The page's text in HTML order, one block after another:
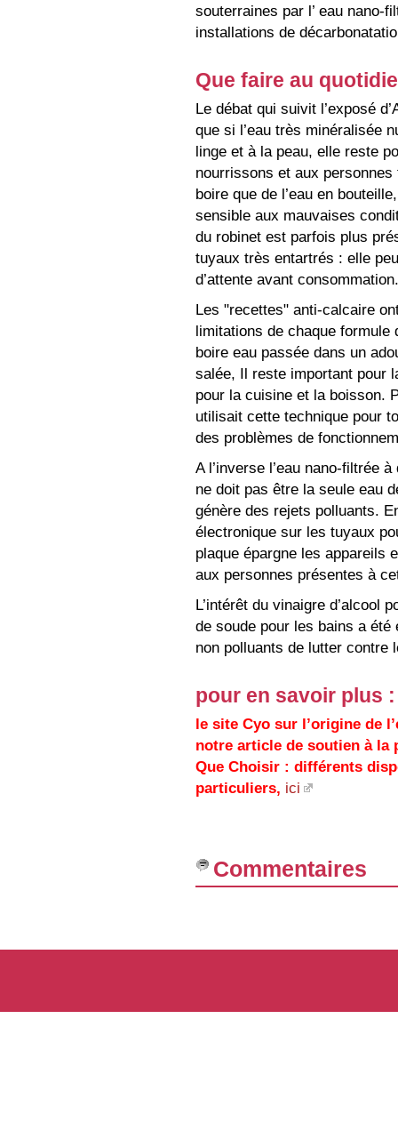
souterraines par l’ eau nano-
installations de
Que faire au
Le débat qui suivit l’exposé
que si l’eau très minéralisée
linge et à la peau, elle reste
nourrissons et aux
boire que de l’eau en
sensible aux mauvaises
du robinet est parfois plus
tuyaux très entartrés : elle
d’attente avant consommation.
Les "recettes" anti-calcaire
limitations de chaque formule
boire eau passée dans un
salée, Il reste important pour
pour la cuisine et la boisson.
utilisait cette technique pour
des problèmes de
A l’inverse l’eau nano-filtrée
ne doit pas être la seule eau
génère des rejets polluants.
électronique sur les tuyaux
plaque épargne les appareils
aux personnes présentes à
L’intérêt du vinaigre d’alcool
de soude pour les bains a
non polluants de lutter contre
pour en savoir plus :
le site Cyo sur l’origine de
notre article de soutien à
Que Choisir : différents
particuliers, ici
Commentaires